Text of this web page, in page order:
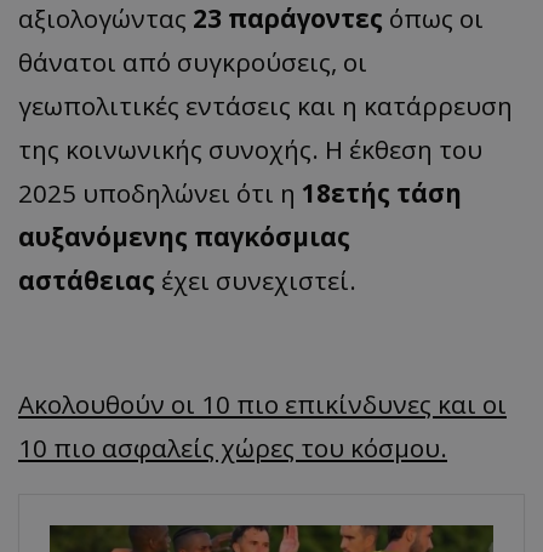
αξιολογώντας 23 παράγοντες όπως οι
θάνατοι από συγκρούσεις, οι
γεωπολιτικές εντάσεις και η κατάρρευση
της κοινωνικής συνοχής. Η έκθεση του
2025 υποδηλώνει ότι η 18ετής τάση
αυξανόμενης παγκόσμιας
αστάθειας έχει συνεχιστεί.
Ακολουθούν οι 10 πιο επικίνδυνες και οι
10 πιο ασφαλείς χώρες του κόσμου.